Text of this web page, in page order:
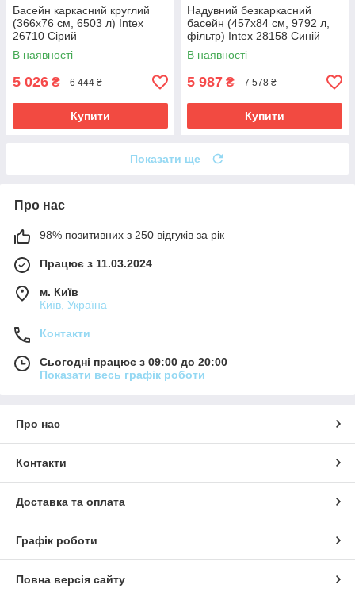
Басейн каркасний круглий
(366x76 см, 6503 л) Intex
26710 Сірий
В наявності
5 026 ₴ 6 444 ₴
Купити
Надувний безкаркасний
басейн (457х84 см, 9792 л,
фільтр) Intex 28158 Синій
В наявності
5 987 ₴ 7 578 ₴
Купити
Показати ще
Про нас
98% позитивних з 250 відгуків за рік
Працює з 11.03.2024
м. Київ
Київ, Україна
Контакти
Сьогодні працює з 09:00 до 20:00
Показати весь графік роботи
Про нас
Контакти
Доставка та оплата
Графік роботи
Повна версія сайту